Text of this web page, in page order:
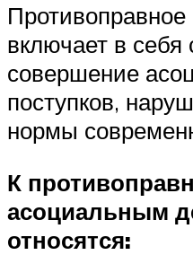
включает в себя
совершение
поступков,
нормы
К
асоциальным
относятся: